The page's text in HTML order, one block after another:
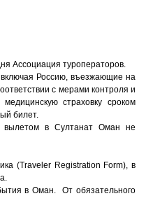
Ассоциация туроператоров.
Россию, въезжающие на
с мерами контроля и
страховку сроком
билет.
в Султанат Оман не
(Traveler Registration Form), в
в Оман. От обязательного